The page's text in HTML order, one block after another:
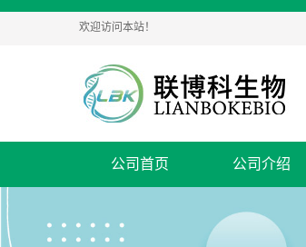
欢迎访问本站！
公司首页 公司介绍